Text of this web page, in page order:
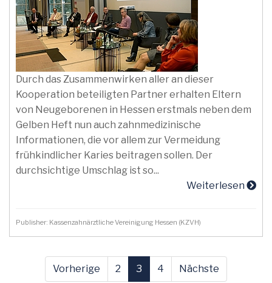
Durch das Zusammenwirken aller an dieser
Kooperation beteiligten Partner erhalten Eltern
von Neugeborenen in Hessen erstmals neben dem
Gelben Heft nun auch zahnmedizinische
Informationen, die vor allem zur Vermeidung
frühkindlicher Karies beitragen sollen. Der
durchsichtige Umschlag ist so...
Weiterlesen
Publisher: Kassenzahnärztliche Vereinigung Hessen (KZVH)
Vorherige 2 3 4 Nächste